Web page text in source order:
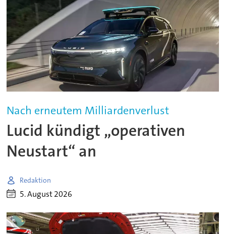
Nach erneutem Milliardenverlust
Lucid kündigt „operativen
Neustart“ an
Redaktion
5. August 2026